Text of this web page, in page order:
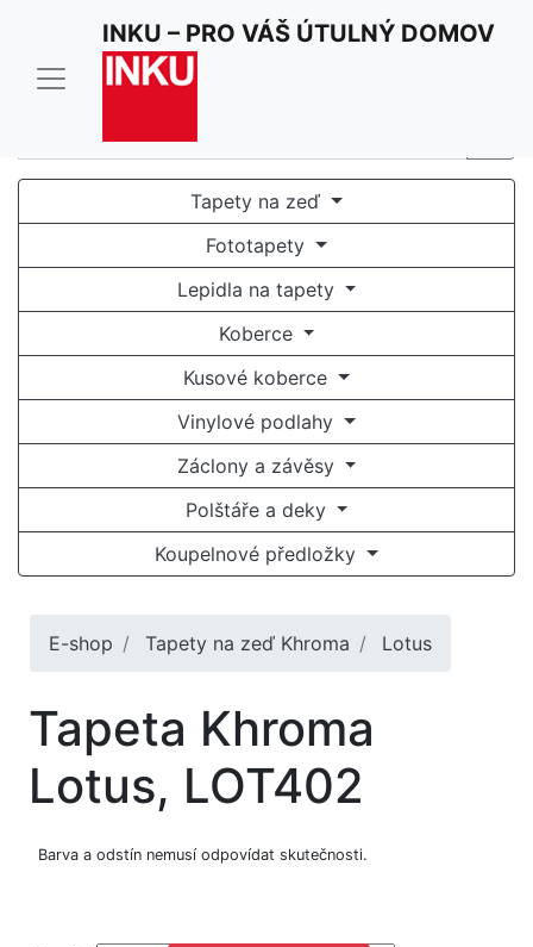
Pro optimální funkci našich stránek používáme cookies.
Užíváním stránek inku.cz souhlasíte s jejich
používáním.
Rozumím a souhlasím
INKU – PRO VÁŠ ÚTULNÝ DOMOV
Tapety na zeď
Fototapety
Lepidla na tapety
Koberce
Kusové koberce
Vinylové podlahy
Záclony a závěsy
Polštáře a deky
Koupelnové předložky
E-shop Tapety na zeď Khroma Lotus
Tapeta Khroma
Lotus, LOT402
Barva a odstín nemusí odpovídat skutečnosti.